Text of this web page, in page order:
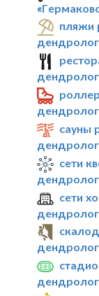
пляжи
сауны
сети
сети